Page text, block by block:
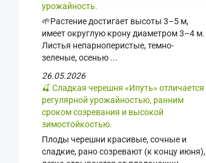
урожайность.
🌱Растение достигает высоты 3–5 м,
имеет округлую крону диаметром 3–4 м.
Листья непарноперистые, темно-
зеленые, осенью ...
26.05.2026
🍒 Сладкая черешня «Ипуть» отличается
регулярной урожайностью, ранним
сроком созревания и высокой
зимостойкостью.
Плоды черешни красивые, сочные и
сладкие, рано созревают (к концу июня),